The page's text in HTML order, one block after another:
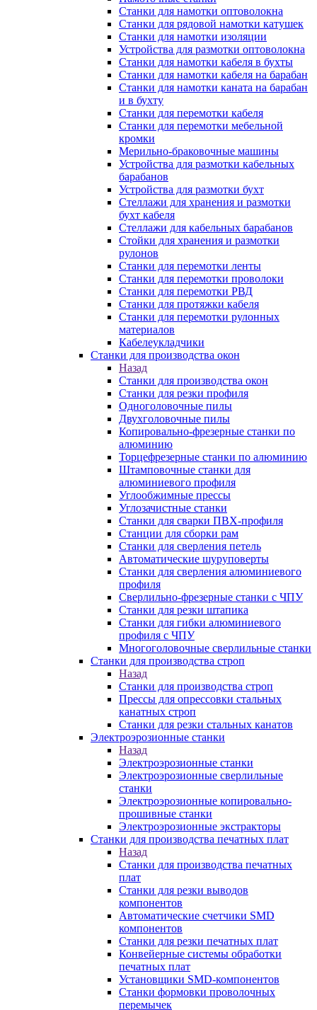
Станки для намотки оптоволокна
Станки для рядовой намотки катушек
Станки для намотки изоляции
Устройства для размотки оптоволокна
Станки для намотки кабеля в бухты
Станки для намотки кабеля на барабан
Станки для намотки каната на барабан
и в бухту
Станки для перемотки кабеля
Станки для перемотки мебельной
кромки
Мерильно-браковочные машины
Устройства для размотки кабельных
барабанов
Устройства для размотки бухт
Стеллажи для хранения и размотки
бухт кабеля
Стеллажи для кабельных барабанов
Стойки для хранения и размотки
рулонов
Станки для перемотки ленты
Станки для перемотки проволоки
Станки для перемотки РВД
Станки для протяжки кабеля
Станки для перемотки рулонных
материалов
Кабелеукладчики
Станки для производства окон
Назад
Станки для производства окон
Станки для резки профиля
Одноголовочные пилы
Двухголовочные пилы
Копировально-фрезерные станки по
алюминию
Торцефрезерные станки по алюминию
Штамповочные станки для
алюминиевого профиля
Углообжимные прессы
Углозачистные станки
Станки для сварки ПВХ-профиля
Станции для сборки рам
Станки для сверления петель
Автоматические шуруповерты
Станки для сверления алюминиевого
профиля
Сверлильно-фрезерные станки с ЧПУ
Станки для резки штапика
Станки для гибки алюминиевого
профиля с ЧПУ
Многоголовочные сверлильные станки
Станки для производства строп
Назад
Станки для производства строп
Прессы для опрессовки стальных
канатных строп
Станки для резки стальных канатов
Электроэрозионные станки
Назад
Электроэрозионные станки
Электроэрозионные сверлильные
станки
Электроэрозионные копировально-
прошивные станки
Электроэрозионные экстракторы
Станки для производства печатных плат
Назад
Станки для производства печатных
плат
Станки для резки выводов
компонентов
Автоматические счетчики SMD
компонентов
Станки для резки печатных плат
Конвейерные системы обработки
печатных плат
Установщики SMD-компонентов
Станки формовки проволочных
перемычек